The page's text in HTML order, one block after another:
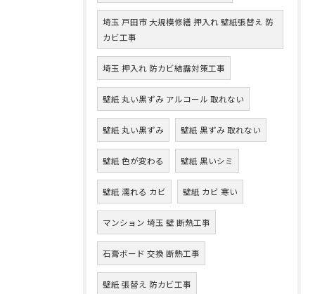
埼玉 戸田市 大規模修繕 押入れ 壁紙張替え 防
カビ工事
埼玉 押入れ 防カビ結露対策工事
壁紙 丸い黒ずみ アルコール 取れない
壁紙 丸い黒ずみ 壁紙 黒ずみ 取れない
壁紙 色が変わる 壁紙 黒いシミ
壁紙 濡れる カビ 壁紙 カビ 寒い
マンション 埼玉 壁 断熱工事
石膏ボード 交換 断熱工事
壁紙 張替え 防カビ工事